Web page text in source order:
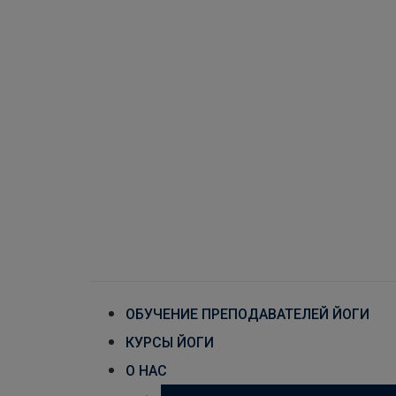
ОБУЧЕНИЕ ПРЕПОДАВАТЕЛЕЙ ЙОГИ
КУРСЫ ЙОГИ
О НАС